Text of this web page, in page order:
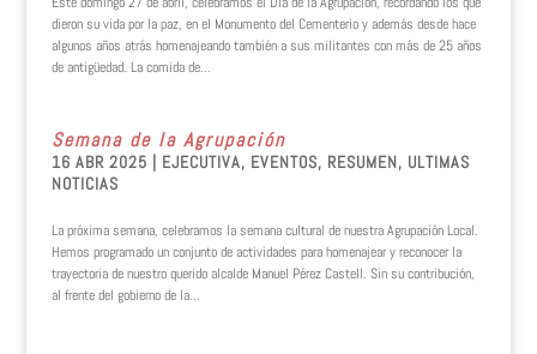
dieron su vida por la paz, en el Monumento del Cementerio y además desde hace
algunos años atrás homenajeando también a sus militantes con más de 25 años
de antigüedad. La comida de...
Semana de la Agrupación
16 ABR 2025 | EJECUTIVA, EVENTOS, RESUMEN, ULTIMAS
NOTICIAS
La próxima semana, celebramos la semana cultural de nuestra Agrupación Local.
Hemos programado un conjunto de actividades para homenajear y reconocer la
trayectoria de nuestro querido alcalde Manuel Pérez Castell. Sin su contribución,
al frente del gobierno de la...